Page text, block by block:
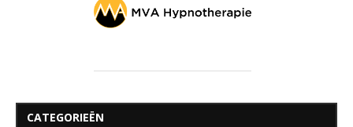
CATEGORIEËN